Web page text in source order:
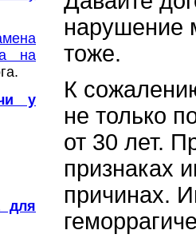
на
у
для
нарушение
тоже.
К
не только
от 30 лет.
признаках
причинах.